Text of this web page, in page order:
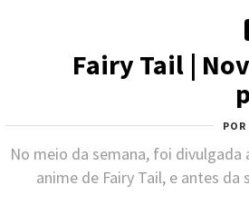
Fairy Tail |
POR
No meio da semana, foi
anime de Fairy Tail, e antes